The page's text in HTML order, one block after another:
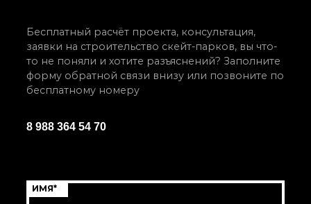
Бесплатный расчёт проекта, консультация,
заявки на строительство скейт-парков, вы что-
то не поняли и хотите разъяснений? Заполните
форму обратной связи внизу или позвоните по
бесплатному номеру
8 988 364 54 70
ИМЯ*